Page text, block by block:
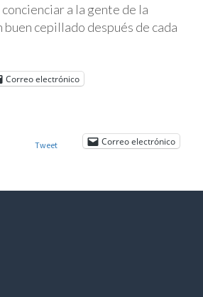
a la gente de la
buen cepillado después de cada
Correo electrónico
Tweet Correo electrónico